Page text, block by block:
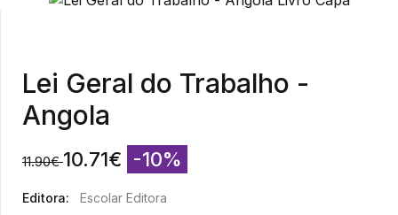
Lei Geral do Trabalho -
Angola
11.90€ 10.71€ -10%
Editora:
Escolar Editora